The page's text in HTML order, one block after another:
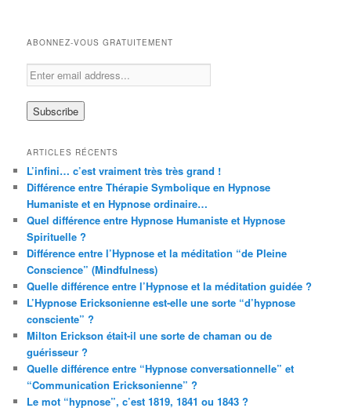
ABONNEZ-VOUS GRATUITEMENT
ARTICLES RÉCENTS
L’infini… c’est vraiment très très grand !
Différence entre Thérapie Symbolique en Hypnose
Humaniste et en Hypnose ordinaire…
Quel différence entre Hypnose Humaniste et Hypnose
Spirituelle ?
Différence entre l’Hypnose et la méditation “de Pleine
Conscience” (Mindfulness)
Quelle différence entre l’Hypnose et la méditation guidée ?
L’Hypnose Ericksonienne est-elle une sorte “d’hypnose
consciente” ?
Milton Erickson était-il une sorte de chaman ou de
guérisseur ?
Quelle différence entre “Hypnose conversationnelle” et
“Communication Ericksonienne” ?
Le mot “hypnose”, c’est 1819, 1841 ou 1843 ?